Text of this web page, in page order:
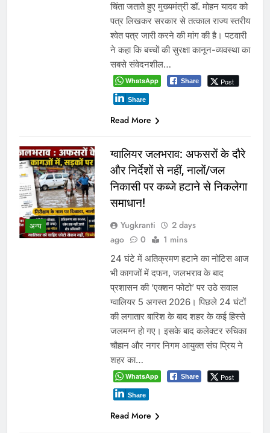
चिंता जताते हुए मुख्यमंत्री डॉ. मोहन यादव को
पत्र लिखकर सरकार से तत्काल राज्य स्तरीय
श्वेत पत्र जारी करने की मांग की है। पटवारी
ने कहा कि बच्चों की सुरक्षा कानून-व्यवस्था का
सबसे संवेदनशील…
WhatsApp Share Post
Share
Read More
अन्य
ग्वालियर जलभराव: अफसरों के दौरे
और निर्देशों से नहीं, नालों/जल
निकासी पर कब्जे हटाने से निकलेगा
समाधान!
Yugkranti
2 days
ago
0 1 mins
24 घंटे में अतिक्रमण हटाने का नोटिस आज
भी कागजों में दफन, जलभराव के बाद
प्रशासन की ‘एक्शन फोटो’ पर उठे सवाल
ग्वालियर 5 अगस्त 2026। पिछले 24 घंटों
की लगातार बारिश के बाद शहर के कई हिस्से
जलमग्न हो गए। इसके बाद कलेक्टर रुचिका
चौहान और नगर निगम आयुक्त संघ प्रिय ने
शहर का…
WhatsApp Share Post
Share
Read More